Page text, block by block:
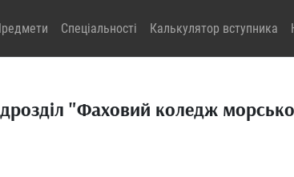
Спеціальності Калькулятор вступника
"Фаховий коледж